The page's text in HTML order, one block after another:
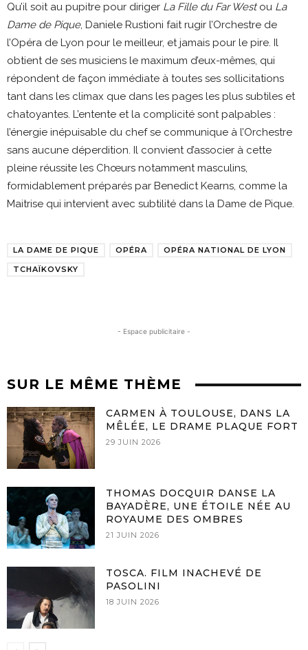
Qu’il soit au pupitre pour diriger La Fille du Far Westou La
Dame de Pique, Daniele Rustioni fait rugir l’Orchestre de
l’Opéra de Lyon pour le meilleur, et jamais pour le pire. Il
obtient de ses musiciens le maximum d’eux-mêmes, qui
répondent de façon immédiate à toutes ses sollicitations
tant dans les climax que dans les pages les plus subtiles et
chatoyantes. L’entente et la complicité sont palpables :
l’énergie inépuisable du chef se communique à l’Orchestre
sans aucune déperdition. Il convient d’associer à cette
pleine réussite les Chœurs notamment masculins,
formidablement préparés par Benedict Kearns, comme la
Maitrise qui intervient avec subtilité dans la Dame de Pique.
LA DAME DE PIQUE OPÉRA
OPÉRA NATIONAL DE LYON
TCHAÏKOVSKY
- Espace publicitaire -
SUR LE MÊME THÈME
CARMEN À TOULOUSE, DANS LA
MÊLÉE, LE DRAME PLAQUE FORT
29 JUIN 2026
THOMAS DOCQUIR DANSE LA
BAYADÈRE, UNE ÉTOILE NÉE AU
ROYAUME DES OMBRES
21 JUIN 2026
TOSCA. FILM INACHEVÉ DE
PASOLINI
18 JUIN 2026